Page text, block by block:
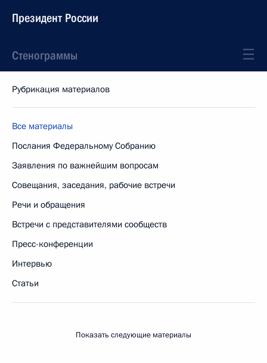
Президент России
Стенограммы
Рубрикация материалов
Все материалы
Послания Федеральному Собранию
Заявления по важнейшим вопросам
Совещания, заседания, рабочие встречи
Речи и обращения
Встречи с представителями сообществ
Пресс-конференции
Интервью
Статьи
Показать следующие материалы